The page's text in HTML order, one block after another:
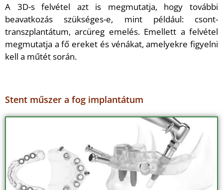
A 3D-s felvétel azt is megmutatja, hogy további
beavatkozás szükséges-e, mint például: csont-
transzplantátum, arcüreg emelés. Emellett a felvétel
megmutatja a fő ereket és vénákat, amelyekre figyelni
kell a műtét során.
Stent műszer a fog implantátum